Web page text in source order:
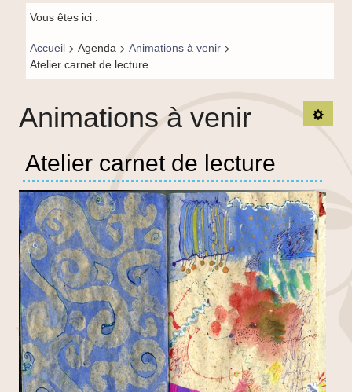
navigation
Fil de
navigation-
FR
Vous êtes ici :
Accueil > Agenda > Animations à venir >
Atelier carnet de lecture
Animations à venir
Atelier carnet de lecture